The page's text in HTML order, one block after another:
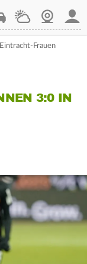
WetterWebcam
Frauen
3:0 IN